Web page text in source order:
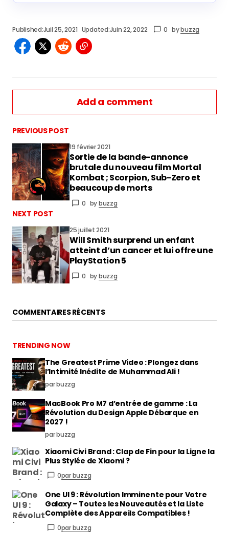
Published:Juil 25, 2021 Updated:Juin 22, 2022 0 bybuzzg
Add a comment
vous connecter
PREVIOUS POST
19 février 2021
Sortie de la bande-annonce
brutale du nouveau film Mortal
Kombat ; Scorpion, Sub-Zero et
beaucoup de morts
0 bybuzzg
NEXT POST
25 juillet 2021
Will Smith surprend un enfant
atteint d’un cancer et lui offre une
PlayStation 5
0 bybuzzg
COMMENTAIRES RÉCENTS
TRENDING NOW
The Greatest Prime Video : Plongez dans
l’Intimité Inédite de Muhammad Ali !
par buzzg
MacBook Pro M7 d’entrée de gamme : La
Révolution du Design Apple Débarque en
2027 !
par buzzg
Xiaomi Civi Brand : Clap de Fin pour la Ligne la
Plus Stylée de Xiaomi ?
0par buzzg
One UI 9 : Révolution Imminente pour Votre
Galaxy – Toutes les Nouveautés et la Liste
Complète des Appareils Compatibles !
0par buzzg